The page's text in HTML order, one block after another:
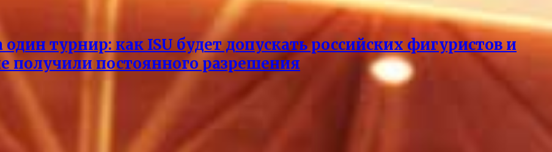
турнир: как ISU будет допускать российских фигуристов и
получили постоянного разрешения